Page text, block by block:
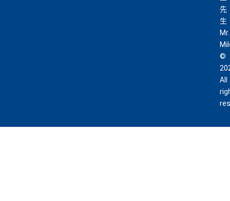
先
生
Mr.
©
All